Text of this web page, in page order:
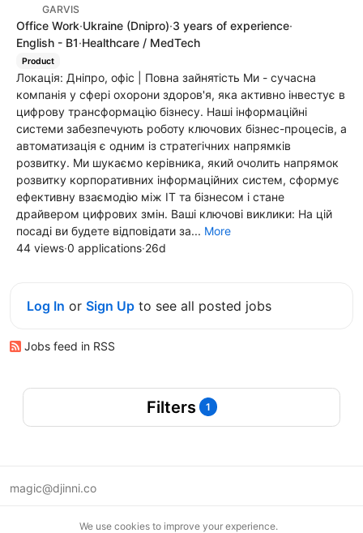
GARVIS
Office Work·Ukraine (Dnipro)·3 years of experience·
English - B1·Healthcare / MedTech
Product
Локація: Дніпро, офіс | Повна зайнятість Ми - сучасна
компанія у сфері охорони здоров'я, яка активно інвестує в
цифрову трансформацію бізнесу. Наші інформаційні
системи забезпечують роботу ключових бізнес-процесів, а
автоматизація є одним із стратегічних напрямків
розвитку. Ми шукаємо керівника, який очолить напрямок
розвитку корпоративних інформаційних систем, сформує
ефективну взаємодію між ІТ та бізнесом і стане
драйвером цифрових змін. Ваші ключові виклики: На цій
посаді ви будете відповідати за... More
44 views·0 applications·26d
Log In or Sign Up to see all posted jobs
Jobs feed in RSS
Filters 1
magic@djinni.co
We use cookies to improve your experience.